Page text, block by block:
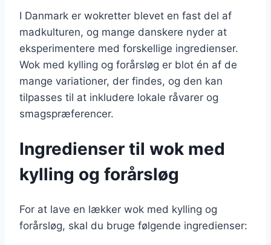
I Danmark er wokretter blevet en fast del af
madkulturen, og mange danskere nyder at
eksperimentere med forskellige ingredienser.
Wok med kylling og forårsløg er blot én af de
mange variationer, der findes, og den kan
tilpasses til at inkludere lokale råvarer og
smagspræferencer.
Ingredienser til wok med
kylling og forårsløg
For at lave en lækker wok med kylling og
forårsløg, skal du bruge følgende ingredienser: